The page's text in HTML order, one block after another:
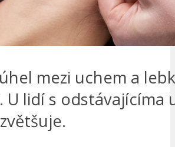
mezi uchem a
U lidí s odstávajícíma